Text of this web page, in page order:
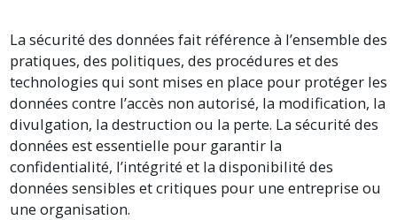
La sécurité des données fait référence à l’ensemble des
pratiques, des politiques, des procédures et des
technologies qui sont mises en place pour protéger les
données contre l’accès non autorisé, la modification, la
divulgation, la destruction ou la perte. La sécurité des
données est essentielle pour garantir la
confidentialité, l’intégrité et la disponibilité des
données sensibles et critiques pour une entreprise ou
une organisation.